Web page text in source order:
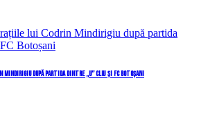
Mindirigiu după partida dintre „U” Cluj și FC Botoșani